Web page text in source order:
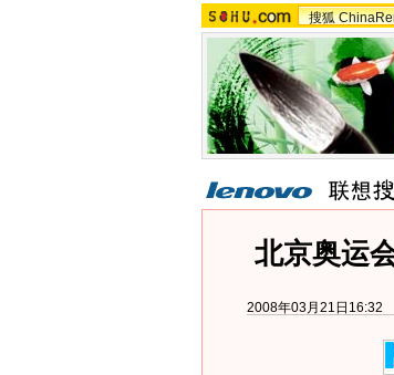
搜狐
北京奥运
2008年03月21日16:32